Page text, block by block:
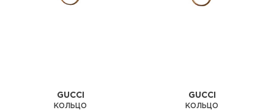
GUCCI
КОЛЬЦО
GUCCI
КОЛЬЦО